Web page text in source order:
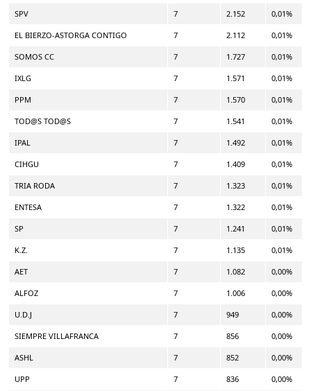
SPV 7 2.152 0,01%
EL BIERZO-ASTORGA CONTIGO 7 2.112 0,01%
SOMOS CC 7 1.727 0,01%
IXLG 7 1.571 0,01%
PPM 7 1.570 0,01%
TOD@S TOD@S 7 1.541 0,01%
IPAL 7 1.492 0,01%
CIHGU 7 1.409 0,01%
TRIA RODA 7 1.323 0,01%
ENTESA 7 1.322 0,01%
SP 7 1.241 0,01%
K.Z. 7 1.135 0,01%
AET 7 1.082 0,00%
ALFOZ 7 1.006 0,00%
U.D.J 7 949 0,00%
SIEMPRE VILLAFRANCA 7 856 0,00%
ASHL 7 852 0,00%
UPP 7 836 0,00%